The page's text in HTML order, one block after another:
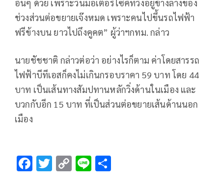
อื่นๆ ด้วย เพราะวินมอเตอร์ไซค์ที่วิ่งอยู่ข้างล่างของ
ช่วงส่วนต่อขยายเจ๊งหมด เพราะคนไปขึ้นรถไฟฟ้า
ฟรีข้างบน ยาวไปถึงคูคต” ผู้ว่าฯกทม. กล่าว
นายชัชชาติ กล่าวต่อว่า อย่างไรก็ตาม ค่าโดยสารรถ
ไฟฟ้าบีทีเอสก็คงไม่เกินกรอบราคา 59 บาท โดย 44
บาท เป็นเส้นทางสัมปทานหลักวิ่งด้านในเมือง และ
บวกกับอีก 15 บาท ที่เป็นส่วนต่อขยายเส้นด้านนอก
เมือง
F T C Li